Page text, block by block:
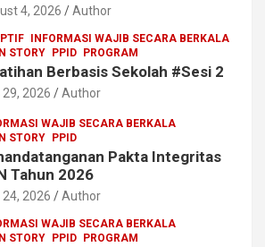
4, 2026 Author
INFORMASI WAJIB SECARA BERKALA
STORY
PPID PROGRAM
Berbasis Sekolah #Sesi 2
29, 2026 Author
WAJIB SECARA BERKALA
STORY
PPID
Pakta Integritas
Tahun 2026
24, 2026 Author
WAJIB SECARA BERKALA
STORY
PPID PROGRAM